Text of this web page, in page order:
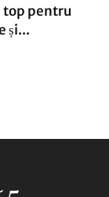
top pentru
și...